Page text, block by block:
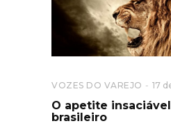
VOZES DO VAREJO 17
O apetite
brasileiro